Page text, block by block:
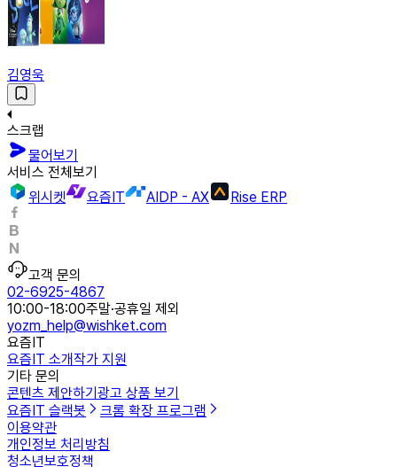
김영욱
스크랩
물어보기
서비스 전체보기
위시켓
요즘IT AIDP - AX Rise ERP
고객 문의
02-6925-4867
10:00-18:00주말·공휴일 제외
yozm_help@wishket.com
요즘IT
요즘IT 소개작가 지원
기타 문의
콘텐츠 제안하기 광고 상품 보기
요즘IT 슬랙봇
크롬 확장 프로그램
이용약관
개인정보 처리방침
청소년보호정책